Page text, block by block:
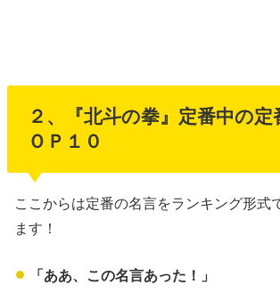
２、『北斗の拳』定番中の定
ＯＰ１０
ここからは定番の名言をランキング形式
ます！
「ああ、この名言あった！」